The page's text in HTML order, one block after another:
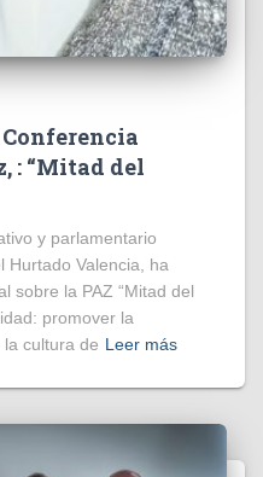
: “Mitad del
y parlamentario
Hurtado Valencia, ha
sobre la PAZ “Mitad del
promover la
cultura de Leer más